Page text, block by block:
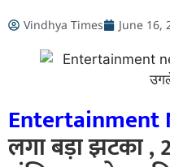
Vindhya Times June 16,
Entertainment
लगा बड़ा झटका ,